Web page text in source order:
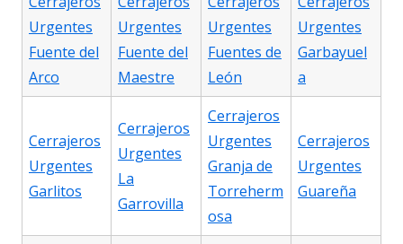
Urgentes
Fuente del
Arco
Urgentes
Fuente del
Maestre
Urgentes
Fuentes de
León
Urgentes
Garbayuel
a
Cerrajeros
Urgentes
Garlitos
Cerrajeros
Urgentes
La
Garrovilla
Cerrajeros
Urgentes
Granja de
Torreherm
osa
Cerrajeros
Urgentes
Guareña